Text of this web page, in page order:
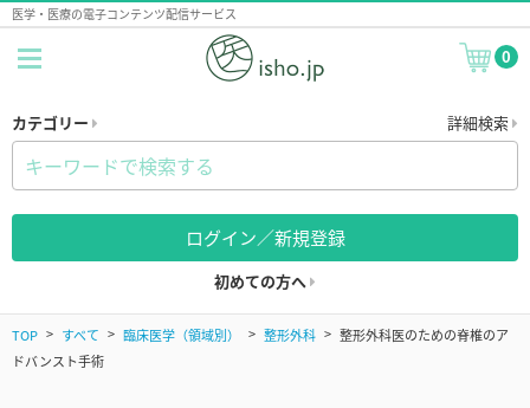
医学・医療の電子コンテンツ配信サービス
0
カテゴリー 詳細検索
ログイン／新規登録
初めての方へ
TOP すべて 臨床医学（領域別） 整形外科
整形外科医のための脊椎のア
ドバンスト手術